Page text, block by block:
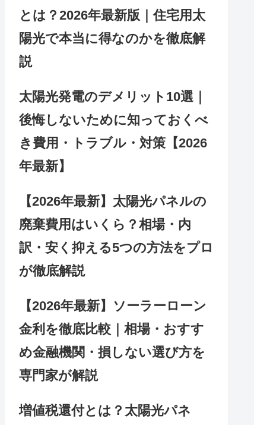
とは？2026年最新版｜住宅用太
陽光で本当に得なのかを徹底解
説
太陽光発電のデメリット10選｜
後悔しないために知っておくべ
き費用・トラブル・対策【2026
年最新】
【2026年最新】太陽光パネルの
廃棄費用はいくら？相場・内
訳・安く抑える5つの方法をプロ
が徹底解説
【2026年最新】ソーラーローン
金利を徹底比較｜相場・おすす
め金融機関・損しない選び方を
専門家が解説
増値税還付とは？太陽光パネ